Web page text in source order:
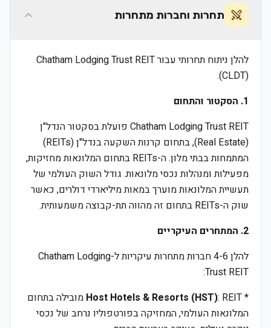
תחרות וחברות מתחרות
להלן ניתוח תחרותי עבור Chatham Lodging Trust REIT
(CLDT).
1. הסקטור והתחום
Chatham Lodging Trust REIT פועלת בסקטור הנדל"ן
(Real Estate), בתחום קרנות השקעה בנדל"ן (REITs)
המתמחות בבתי מלון. ה-REITs בתחום המלונאות מחזיקות,
מפעילות ומנהלות נכסי מלונאות. גודל השוק העולמי של
תעשיית המלונאות מוערך במאות מיליארדי דולרים, כאשר
שוק ה-REITs בתחום זה מהווה תת-קבוצה משמעותית.
2. המתחרים העיקריים
להלן 4-6 חברות מתחרות עיקריות ל-Chatham Lodging
Trust REIT:
*
Host Hotels & Resorts (HST) : REIT מובילה בתחום
המלונאות העולמי, המחזיקה בפורטפוליו נרחב של נכסי